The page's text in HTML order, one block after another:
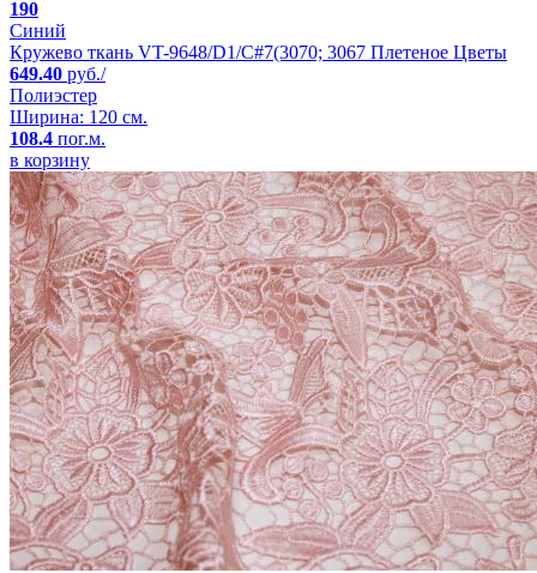
190
Синий
Кружево ткань VT-9648/D1/C#7(3070; 3067 Плетеное Цветы
649.40 руб./
Полиэстер
Ширина: 120 см.
108.4 пог.м.
в корзину